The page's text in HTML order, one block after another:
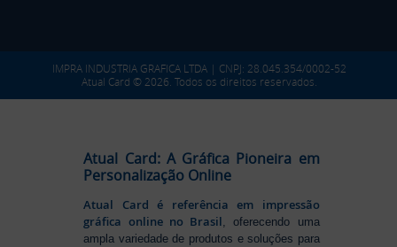
IMPRA INDUSTRIA GRAFICA LTDA | CNPJ: 28.045.354/0002-52
Atual Card © 2026. Todos os direitos reservados.
Atual Card: A Gráfica Pioneira em
Personalização Online
Atual Card é referência em impressão
gráfica online no Brasil , oferecendo uma
ampla variedade de produtos e soluções para